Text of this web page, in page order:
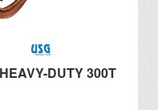
DUTY 300T